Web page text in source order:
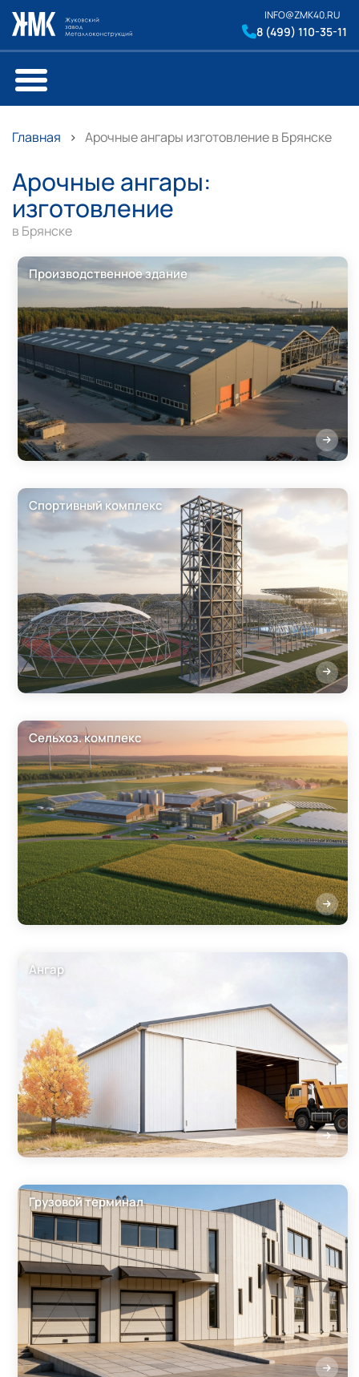
INFO@ZMK40.RU
8 (499) 110-35-11
Главная Арочные ангары изготовление в Брянске
Арочные ангары:
изготовление
в Брянске
Производственное здание
Спортивный комплекс
Сельхоз. комплекс
Ангар
Грузовой терминал